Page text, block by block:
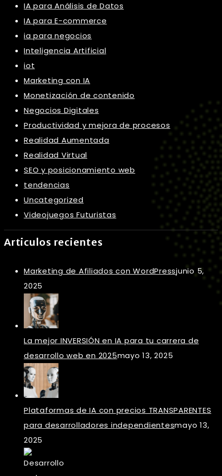
IA para Análisis de Datos
IA para E-commerce
ia para negocios
Inteligencia Artificial
iot
Marketing con IA
Monetización de contenido
Negocios Digitales
Productividad y mejora de procesos
Realidad Aumentada
Realidad Virtual
SEO y posicionamiento web
tendencias
Uncategorized
Videojuegos Futuristas
Articulos recientes
Marketing de Afiliados con WordPressjunio 5,
2025
La mejor INVERSIÓN en IA para tu carrera de
desarrollo web en 2025mayo 13, 2025
Plataformas de IA con precios TRANSPARENTES
para desarrolladores independientesmayo 13,
2025